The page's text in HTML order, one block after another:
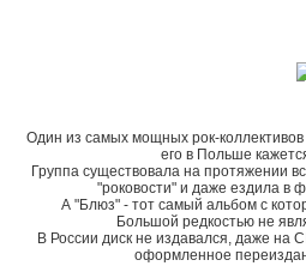
Один из самых мощных рок-
его в Польше
Группа существовала на протяжении
"роковости" и даже ездила в
А "Блюз" - тот самый альбом с
Большой редкостью не
В России диск не издавался, даже на
оформленное